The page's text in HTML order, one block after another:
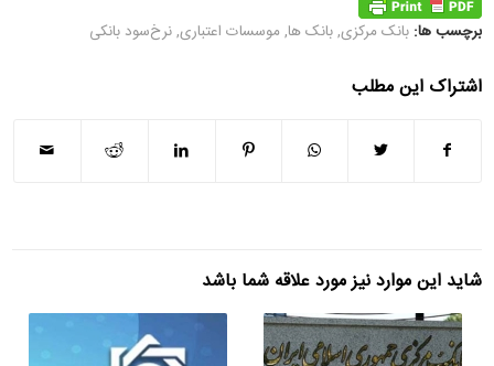
برچسب ها: بانک مرکزی,بانک ها, موسسات اعتباری,نرخ‌سود بانکی
اشتراک این مطلب
شاید این موارد نیز مورد علاقه شما باشد